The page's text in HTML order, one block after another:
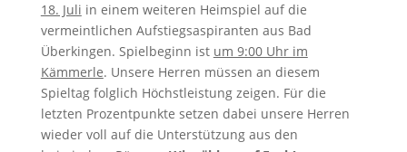
18. Juli in einem weiteren Heimspiel auf die
vermeintlichen Aufstiegsaspiranten aus Bad
Überkingen. Spielbeginn ist um 9:00 Uhr im
Kämmerle. Unsere Herren müssen an diesem
Spieltag folglich Höchstleistung zeigen. Für die
letzten Prozentpunkte setzen dabei unsere Herren
wieder voll auf die Unterstützung aus den